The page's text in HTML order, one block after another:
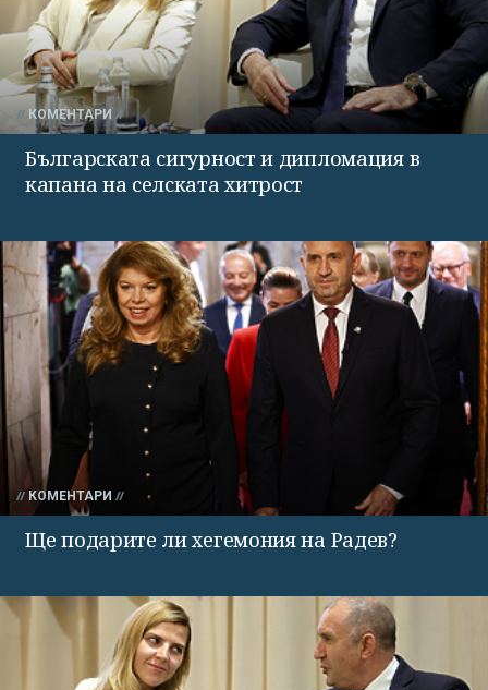
КОМЕНТАРИ
Българската сигурност и дипломация в
капана на селската хитрост
КОМЕНТАРИ
Ще подарите ли хегемония на Радев?